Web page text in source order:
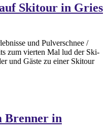
Skitour in Gries
und Pulverschnee /
zum vierten Mal lud der Ski-
und Gäste zu einer Skitour
Brenner in